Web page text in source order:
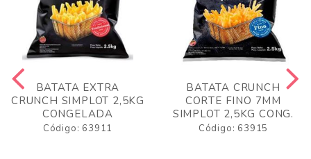
BATATA EXTRA
CRUNCH SIMPLOT 2,5KG
CONGELADA
Código: 63911
BATATA CRUNCH
CORTE FINO 7MM
SIMPLOT 2,5KG CONG.
Código: 63915